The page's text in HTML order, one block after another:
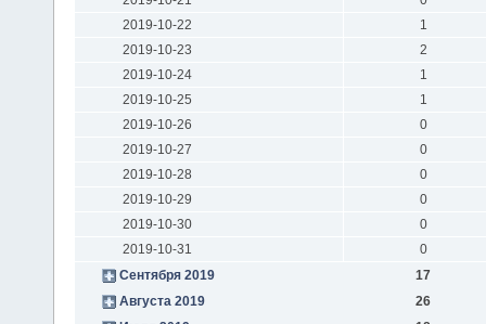
2019-10-22
1
2019-10-23
2
2019-10-24
1
2019-10-25
1
2019-10-26
0
2019-10-27
0
2019-10-28
0
2019-10-29
0
2019-10-30
0
2019-10-31
0
Сентября 2019
17
Августа 2019
26